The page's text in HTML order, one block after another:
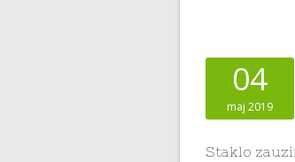
04
maj 2019
Staklo